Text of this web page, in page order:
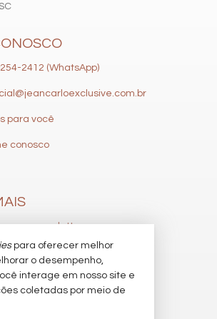
2412 (WhatsApp)
para você
conosco
nosso newsletter
financeiros
seu imóvel
favoritos
para oferecer melhor
o desempenho,
interage em nosso site e
coletadas por meio de